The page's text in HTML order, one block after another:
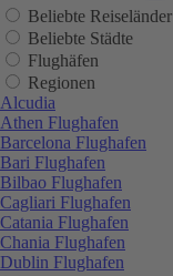
Beliebte Reiseländer
Beliebte Städte
Flughäfen
Regionen
Alcudia
Athen Flughafen
Barcelona Flughafen
Bari Flughafen
Bilbao Flughafen
Cagliari Flughafen
Catania Flughafen
Chania Flughafen
Dublin Flughafen